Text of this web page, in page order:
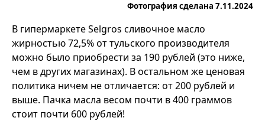
Фотография сделана 7.11.2024
В гипермаркете Selgros сливочное масло
жирностью 72,5% от тульского производителя
можно было приобрести за 190 рублей (это ниже,
чем в других магазинах). В остальном же ценовая
политика ничем не отличается: от 200 рублей и
выше. Пачка масла весом почти в 400 граммов
стоит почти 600 рублей!